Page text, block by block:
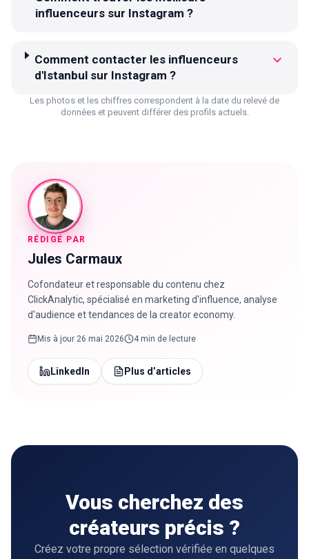
influenceurs sur Instagram ?
Comment contacter les influenceurs
d'Istanbul sur Instagram ?
Les photos et les chiffres correspondent à la date du relevé de
données et peuvent différer des profils actuels.
RÉDIGÉ PAR
Jules Carmaux
Cofondateur et responsable du contenu chez
ClickAnalytic, spécialisé en marketing d'influence, analyse
d'audience et tendances de la creator economy.
Mis à jour 26 mai 2026 4 min de lecture
LinkedIn Plus d’articles
Vous cherchez des
créateurs précis ?
Créez votre propre sélection vérifiée en quelques